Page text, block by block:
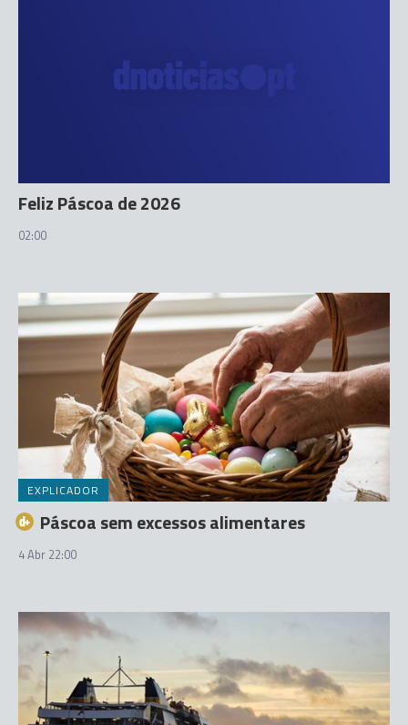
Feliz Páscoa de 2026
02:00
EXPLICADOR
Páscoa sem excessos alimentares
4 Abr 22:00